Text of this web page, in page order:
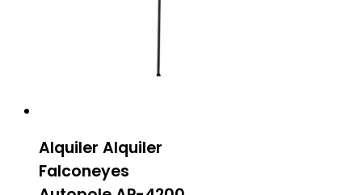
Alquiler Alquiler
Falconeyes